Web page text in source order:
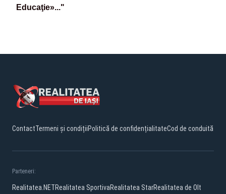
Educaţie»..."
ContactTermeni și condițiiPolitică de confidențialitateCod de conduită
Parteneri:
Realitatea.NETRealitatea SportivaRealitatea StarRealitatea de Olt